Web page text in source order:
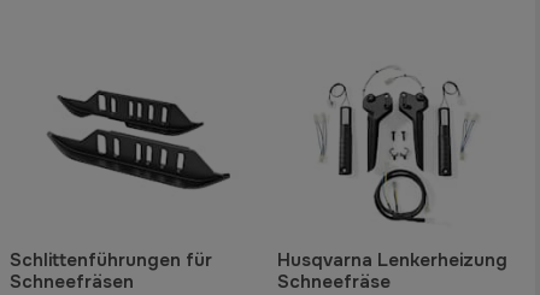
Schlittenführungen für
Schneefräsen
Husqvarna Lenkerheizung
Schneefräse